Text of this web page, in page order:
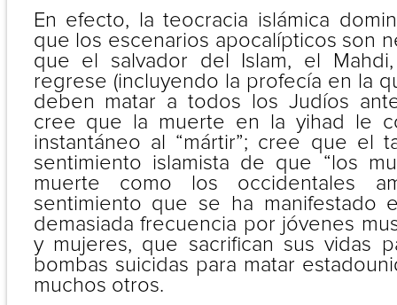
En efecto, la teocracia islámica
que los escenarios apocalípticos son
que el salvador del Islam, el Mahdi,
regrese (incluyendo la profecía en la
deben matar a todos los Judíos
cree que la muerte en la yihad le
instantáneo al “mártir”; cree que el
sentimiento islamista de que “los
muerte como los occidentales
sentimiento que se ha manifestado
demasiada frecuencia por jóvenes
y mujeres, que sacrifican sus vidas
bombas suicidas para matar
muchos otros.